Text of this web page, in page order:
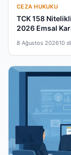
CEZA HUKUKU
TCK 158
2026 Emsal
8 Ağustos 202610